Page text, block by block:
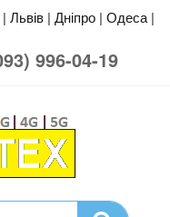
| Львів | Дніпро | Одеса |
996-04-19